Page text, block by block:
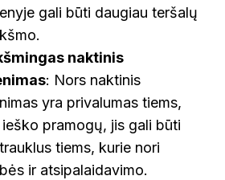
gali būti daugiau teršalų
naktinis
: Nors naktinis
yra privalumas tiems,
ieško pramogų, jis gali būti
tiems, kurie nori
ir atsipalaidavimo.